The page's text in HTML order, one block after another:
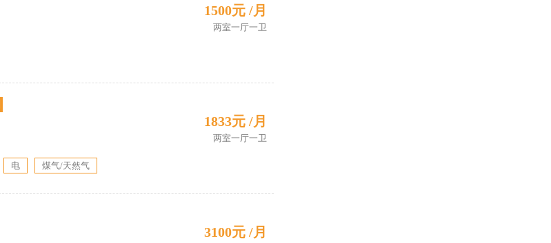
1500元 /月
两室一厅一卫
电 煤气/天然气
1833元 /月
两室一厅一卫
3100元 /月